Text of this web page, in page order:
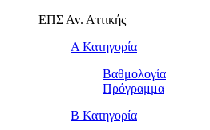
ΕΠΣ Αν. Αττικής
Α Κατηγορία
Βαθμολογία
Πρόγραμμα
Β Κατηγορία